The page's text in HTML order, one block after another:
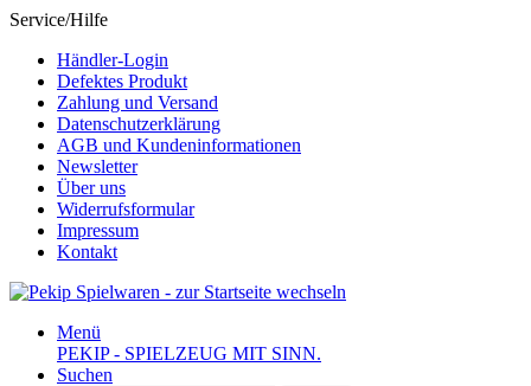
Service/Hilfe
Händler-Login
Defektes Produkt
Zahlung und Versand
Datenschutzerklärung
AGB und Kundeninformationen
Newsletter
Über uns
Widerrufsformular
Impressum
Kontakt
Menü
PEKIP - SPIELZEUG MIT SINN.
Suchen